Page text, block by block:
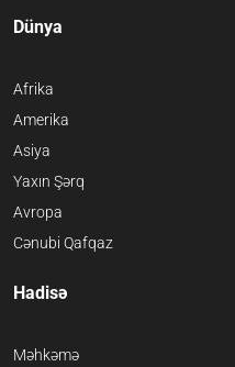
Dünya
Afrika
Amerika
Asiya
Yaxın Şərq
Avropa
Cənubi Qafqaz
Hadisə
Məhkəmə